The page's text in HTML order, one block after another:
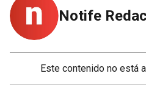
Notife
Este contenido no está